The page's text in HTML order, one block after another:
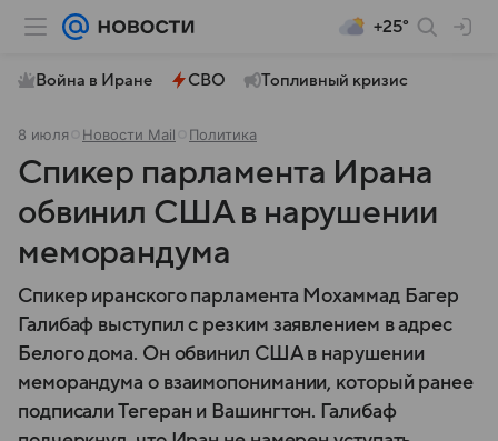
+25°
Война в Иране СВО Топливный кризис
8 июля Новости Mail Политика
Спикер парламента Ирана
обвинил США в нарушении
меморандума
Спикер иранского парламента Мохаммад Багер
Галибаф выступил с резким заявлением в адрес
Белого дома. Он обвинил США в нарушении
меморандума о взаимопонимании, который ранее
подписали Тегеран и Вашингтон. Галибаф